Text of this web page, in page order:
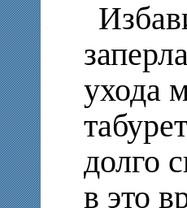
ухода
долго
в это